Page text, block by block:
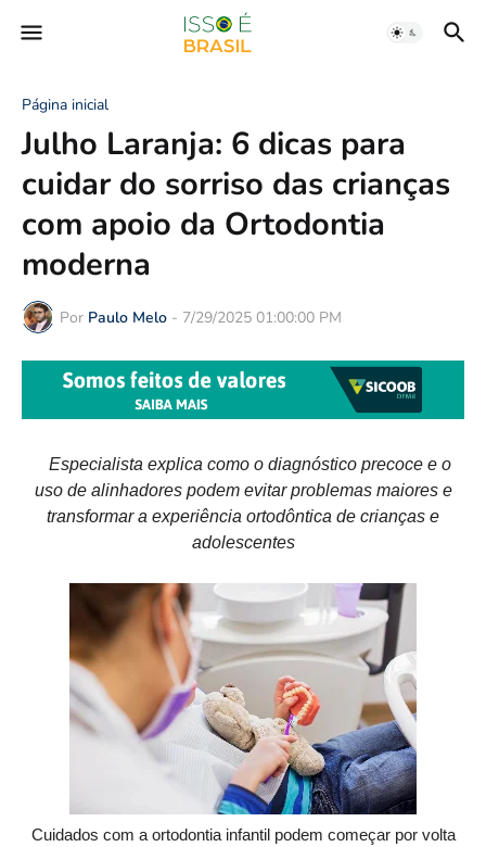
Página inicial
Julho Laranja: 6 dicas para
cuidar do sorriso das crianças
com apoio da Ortodontia
moderna
Por Paulo Melo - 7/29/2025 01:00:00 PM
Especialista explica como o diagnóstico precoce e o
uso de alinhadores podem evitar problemas maiores e
transformar a experiência ortodôntica de crianças e
adolescentes
Cuidados com a ortodontia infantil podem começar por volta